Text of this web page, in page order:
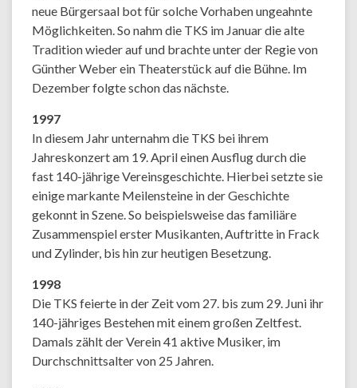
neue Bürgersaal bot für solche Vorhaben ungeahnte
Möglichkeiten. So nahm die TKS im Januar die alte
Tradition wieder auf und brachte unter der Regie von
Günther Weber ein Theaterstück auf die Bühne. Im
Dezember folgte schon das nächste.
1997
In diesem Jahr unternahm die TKS bei ihrem
Jahreskonzert am 19. April einen Ausflug durch die
fast 140-jährige Vereinsgeschichte. Hierbei setzte sie
einige markante Meilensteine in der Geschichte
gekonnt in Szene. So beispielsweise das familiäre
Zusammenspiel erster Musikanten, Auftritte in Frack
und Zylinder, bis hin zur heutigen Besetzung.
1998
Die TKS feierte in der Zeit vom 27. bis zum 29. Juni ihr
140-jähriges Bestehen mit einem großen Zeltfest.
Damals zählt der Verein 41 aktive Musiker, im
Durchschnittsalter von 25 Jahren.